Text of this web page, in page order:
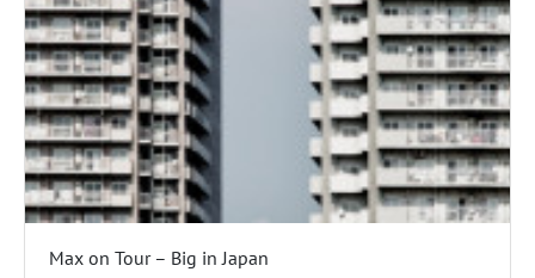
Max on Tour – Big in Japan